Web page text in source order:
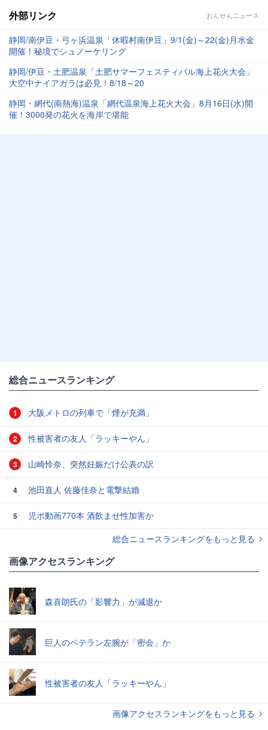
外部リンク おんせんニュース
静岡/南伊豆・弓ヶ浜温泉「休暇村南伊豆」9/1(金)～22(金)月水金
開催！秘境でシュノーケリング
静岡/伊豆・土肥温泉「土肥サマーフェスティバル海上花火大会」
大空中ナイアガラは必見！8/18～20
静岡・網代(南熱海)温泉「網代温泉海上花火大会」8月16日(水)開
催！3000発の花火を海岸で堪能
総合ニュースランキング
1 大阪メトロの列車で「煙が充満」
2 性被害者の友人「ラッキーやん」
3 山崎怜奈、突然妊娠だけ公表の訳
4 池田直人 佐藤佳奈と電撃結婚
5
児ポ動画770本 酒飲ませ性加害か
総合ニュースランキングをもっと見る
画像アクセスランキング
森喜朗氏の「影響力」が減退か
巨人のベテラン左腕が「密会」か
性被害者の友人「ラッキーやん」
画像アクセスランキングをもっと見る